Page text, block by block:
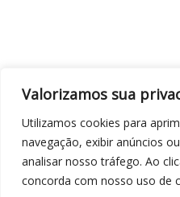
Valorizamos sua
Utilizamos cookies para
navegação, exibir anúncios
analisar nosso tráfego. Ao
concorda com nosso uso de